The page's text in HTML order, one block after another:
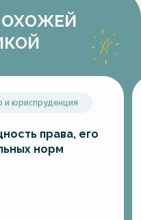
и юриспруденция
права, его
норм